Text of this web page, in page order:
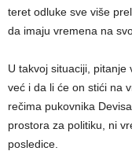
teret odluke sve više
da imaju vremena na
U takvoj situaciji,
već i da li će on stići na
rečima pukovnika
prostora za politiku, ni
posledice.